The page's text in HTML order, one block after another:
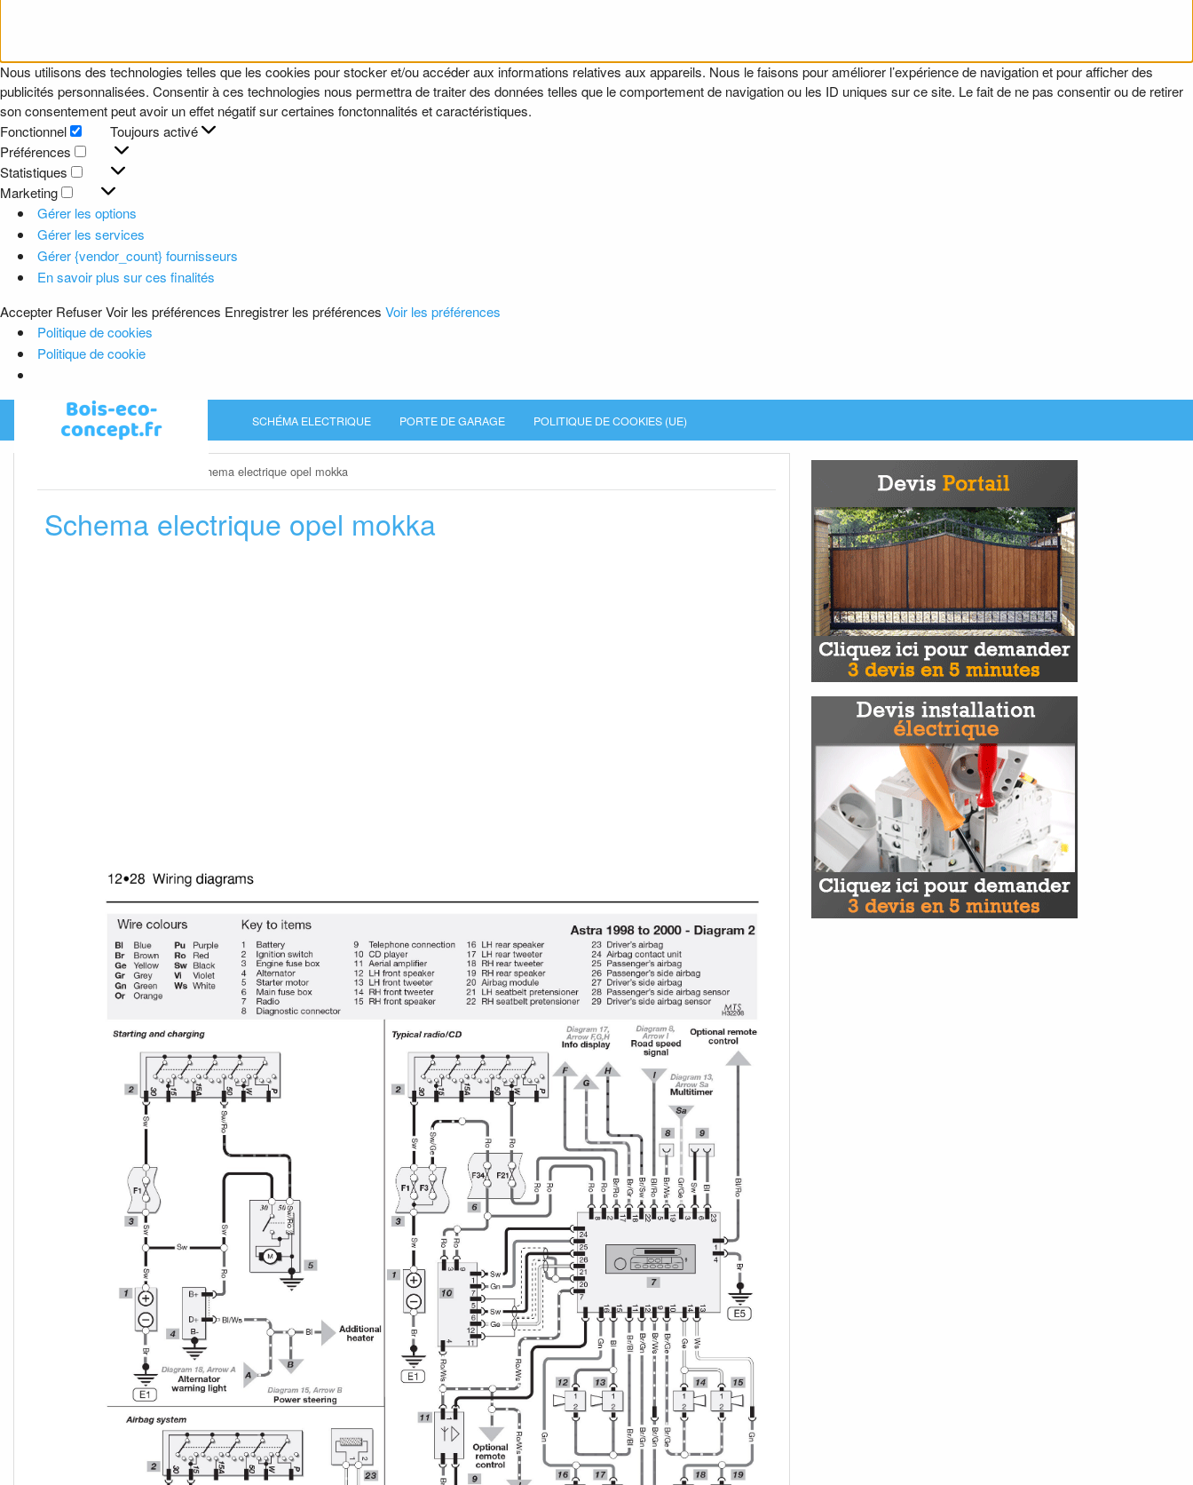
Nous utilisons des technologies telles que les cookies pour stocker et/ou accéder aux informations relatives aux appareils. Nous le faisons pour améliorer l’expérience de navigation et pour afficher des
publicités personnalisées. Consentir à ces technologies nous permettra de traiter des données telles que le comportement de navigation ou les ID uniques sur ce site. Le fait de ne pas consentir ou de retirer
son consentement peut avoir un effet négatif sur certaines fonctonnalités et caractéristiques.
Fonctionnel
Fonctionnel
Toujours activé
Préférences
Préférences
Statistiques
Statistiques
Marketing
Marketing
Gérer les options
Gérer les services
Gérer {vendor_count} fournisseurs
En savoir plus sur ces finalités
Accepter RefuserVoir les préférences Enregistrer les préférences Voir les préférences
Politique de cookies
Politique de cookie
SCHÉMA ELECTRIQUE PORTE DE GARAGE POLITIQUE DE COOKIES (UE)
Schema electrique opel mokka
Schema electrique opel mokka